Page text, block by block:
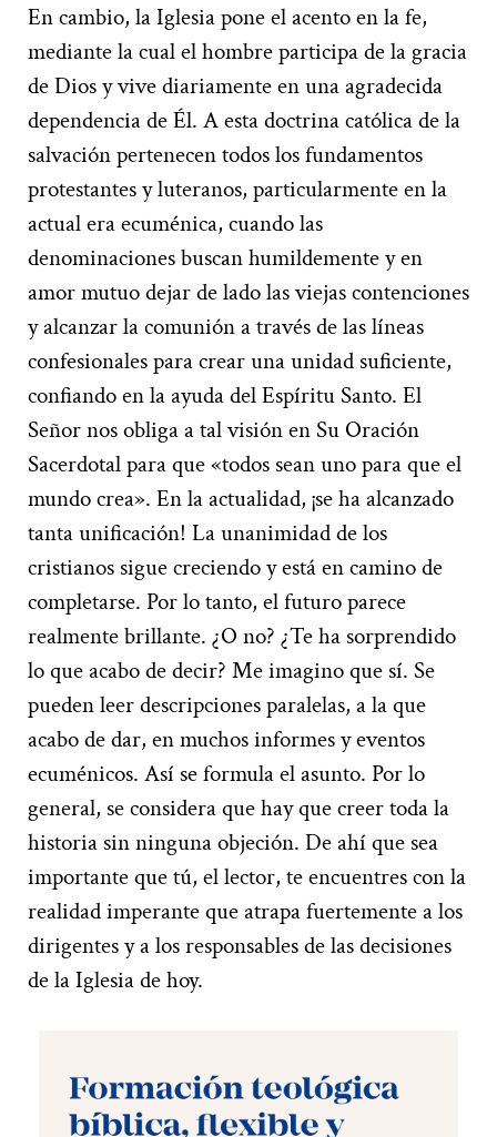
En cambio, la Iglesia pone el acento en la fe,
mediante la cual el hombre participa de la gracia
de Dios y vive diariamente en una agradecida
dependencia de Él. A esta doctrina católica de la
salvación pertenecen todos los fundamentos
protestantes y luteranos, particularmente en la
actual era ecuménica, cuando las
denominaciones buscan humildemente y en
amor mutuo dejar de lado las viejas contenciones
y alcanzar la comunión a través de las líneas
confesionales para crear una unidad suficiente,
confiando en la ayuda del Espíritu Santo. El
Señor nos obliga a tal visión en Su Oración
Sacerdotal para que «todos sean uno para que el
mundo crea». En la actualidad, ¡se ha alcanzado
tanta unificación! La unanimidad de los
cristianos sigue creciendo y está en camino de
completarse. Por lo tanto, el futuro parece
realmente brillante. ¿O no? ¿Te ha sorprendido
lo que acabo de decir? Me imagino que sí. Se
pueden leer descripciones paralelas, a la que
acabo de dar, en muchos informes y eventos
ecuménicos. Así se formula el asunto. Por lo
general, se considera que hay que creer toda la
historia sin ninguna objeción. De ahí que sea
importante que tú, el lector, te encuentres con la
realidad imperante que atrapa fuertemente a los
dirigentes y a los responsables de las decisiones
de la Iglesia de hoy.